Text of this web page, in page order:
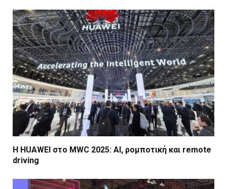
Η HUAWEI στο MWC 2025: AI, ρομποτική και remote
driving